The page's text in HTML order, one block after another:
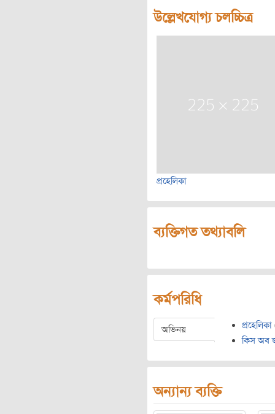
উল্লেখযোগ্য চলচ্চিত্র
প্রহেলিকা
ব্যক্তিগত তথ্যাবলি
কর্মপরিধি
অভিনয় প্রহেলিকা
কিস অব
অন্যান্য ব্যক্তি